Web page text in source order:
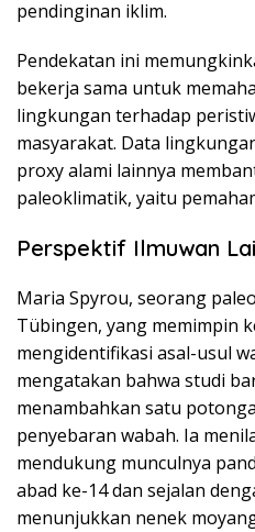
pendinginan iklim.
Pendekatan ini
bekerja sama untuk
lingkungan terhadap
masyarakat. Data
proxy alami lainnya
paleoklimatik, yaitu
Perspektif Ilmuwan
Maria Spyrou, seorang
Tübingen, yang memimpin
mengidentifikasi asal-usul
mengatakan bahwa studi
menambahkan satu
penyebaran wabah. Ia
mendukung munculnya
abad ke-14 dan sejalan
menunjukkan nenek